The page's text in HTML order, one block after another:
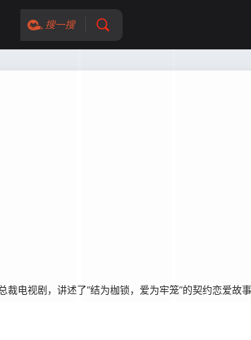
搜一搜
电视剧，讲述了“结为枷锁，爱为牢笼”的契约恋爱故事